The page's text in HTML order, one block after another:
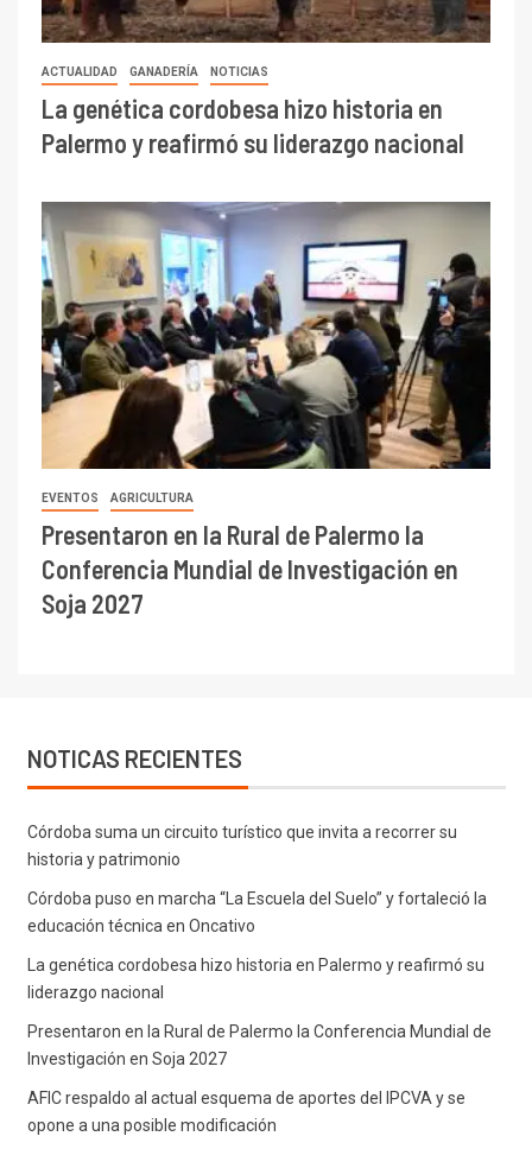
ACTUALIDAD GANADERÍA NOTICIAS
La genética cordobesa hizo historia en
Palermo y reafirmó su liderazgo nacional
EVENTOS AGRICULTURA
Presentaron en la Rural de Palermo la
Conferencia Mundial de Investigación en
Soja 2027
NOTICAS RECIENTES
Córdoba suma un circuito turístico que invita a recorrer su
historia y patrimonio
Córdoba puso en marcha “La Escuela del Suelo” y fortaleció la
educación técnica en Oncativo
La genética cordobesa hizo historia en Palermo y reafirmó su
liderazgo nacional
Presentaron en la Rural de Palermo la Conferencia Mundial de
Investigación en Soja 2027
AFIC respaldo al actual esquema de aportes del IPCVA y se
opone a una posible modificación